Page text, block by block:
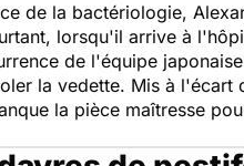
de la bactériologie,
lorsqu'il arrive à
de l'équipe
la vedette. Mis à
la pièce maîtresse